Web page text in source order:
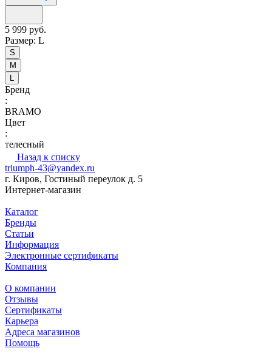
5 999 руб.
Размер: L
S
M
L
Бренд
:
BRAMO
Цвет
:
телесный
Назад к списку
triumph-43@yandex.ru
г. Киров, Гостиный переулок д. 5
Интернет-магазин
Каталог
Бренды
Статьи
Информация
Электронные сертификаты
Компания
О компании
Отзывы
Сертификаты
Карьера
Адреса магазинов
Помощь